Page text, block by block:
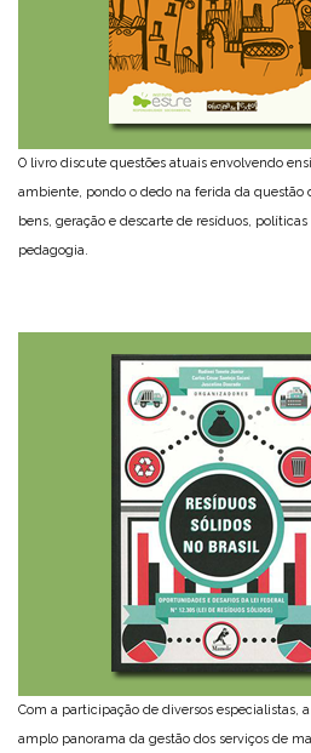
O livro discute questões atuais envolvendo
ambiente, pondo o dedo na ferida da questão
bens, geração e descarte de resíduos,
pedagogia.
Com a participação de diversos especialistas,
amplo panorama da gestão dos serviços de